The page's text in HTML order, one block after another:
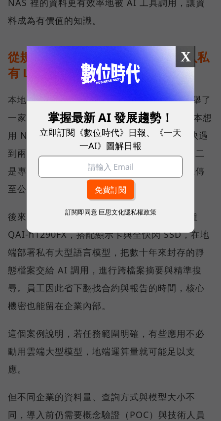
料成為有價值的知識。
從規格走到現場：能源公司如何導入私
有 LLM？
本地 AI 實際落地部署會是什麼模樣？劉文義舉了
一家約 50 多人的能源公司為例。這家公司原本想
用 NAS 搭配雲端 AI 建置內部資料庫，但很快遇
到兩個瓶頸：一是員工查詢時明顯出現卡頓；二
是專利、技術與合約都高度敏感，高層不願上傳
至公有雲，擔心機密資料會有外洩的疑慮。
後來，該公司導入 QNAP AI NAS 的旗艦機種
QAI-h1290FX，搭配顯示卡與全快閃 SSD，在地
端部署私有大型語言模型，把數十年來封存的靜
態檔案交給 AI 調用，進行跨檔案摘要與精準搜
尋。員工因此省下翻找合約與報告的時間，核心
機密也能留在企業內部。
這個案例說明，若任務範圍明確，有些應用不必
動用雲端大型模型，地端運算量就可能足以支
應。
但不同企業的資料量、查詢方式與模型大小不
同，導入前仍需要概念驗證（POC）與技術人員
X
掌握最新 AI 發展趨勢！
立即訂閱《數位時代》日報、《一天
一AI》圖解日報
訂閱即同意 巨思文化隱私權政策